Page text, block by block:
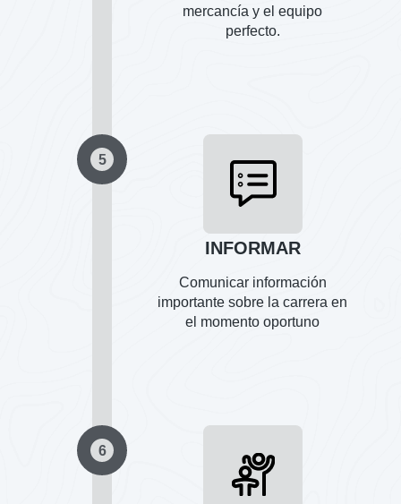
mercancía y el equipo
perfecto.
5
INFORMAR
Comunicar información
importante sobre la carrera en
el momento oportuno
6